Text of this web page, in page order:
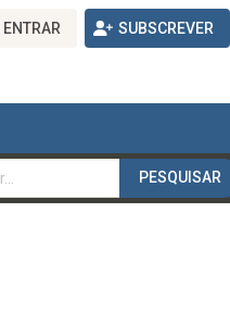
ENTRAR SUBSCREVER
PESQUISAR